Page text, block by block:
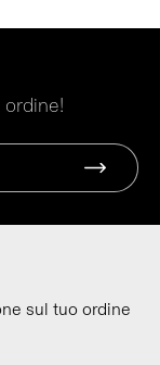
sul tuo ordine